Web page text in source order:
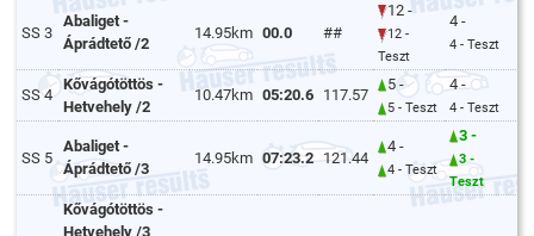
SS 3
Abaliget -
Áprádtető /2
14.95km 00.0 ##
12 -
12 -
Teszt
4 -
4 - Teszt
SS 4
Kővágótöttös -
Hetvehely /2
10.47km 05:20.6 117.57
5 -
5 - Teszt
4 -
4 - Teszt
SS 5
Abaliget -
Áprádtető /3
14.95km 07:23.2 121.44
4 -
4 - Teszt
3 -
3 -
Teszt
Kővágótöttös -
Hetvehely /3